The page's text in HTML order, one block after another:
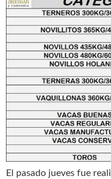
El pasado jueves fue